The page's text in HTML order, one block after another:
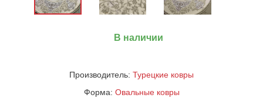
В наличии
Производитель: Турецкие ковры
Форма: Овальные ковры